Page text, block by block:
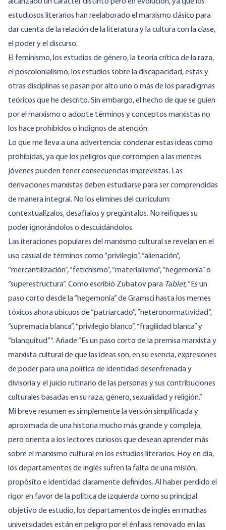
estudiosos literarios han reelaborado el marxismo clásico para
dar cuenta de la relación de la literatura y la cultura con la clase,
el poder y el discurso.
El feminismo, los estudios de género, la teoría crítica de la raza,
el poscolonialismo, los estudios sobre la discapacidad, estas y
otras disciplinas se pasan por alto uno o más de los paradigmas
teóricos que he descrito. Sin embargo, el hecho de que se guíen
por el marxismo o adopte términos y conceptos marxistas no
los hace prohibidos o indignos de atención.
Lo que me lleva a una advertencia: condenar estas ideas como
prohibidas, ya que los peligros que corrompen a las mentes
jóvenes pueden tener consecuencias imprevistas. Las
derivaciones marxistas deben estudiarse para ser comprendidas
de manera integral. No los elimines del currículum:
contextualízalos, desafíalos y pregúntalos. No reifiques su
poder ignorándolos o descuidándolos.
Las iteraciones populares del marxismo cultural se revelan en el
uso casual de términos como “privilegio”, “alienación”,
“mercantilización”, “fetichismo”, “materialismo”, “hegemonía” o
“superestructura”. Como escribió Zubatov para Tablet, “Es un
paso corto desde la “hegemonía” de Gramsci hasta los memes
tóxicos ahora ubicuos de “patriarcado”, “heteronormatividad”,
“supremacía blanca”, “privilegio blanco”, “fragilidad blanca” y
“blanquitud”“. Añade “Es un paso corto de la premisa marxista y
marxista cultural de que las ideas son, en su esencia, expresiones
de poder para una política de identidad desenfrenada y
divisoria y el juicio rutinario de las personas y sus contribuciones
culturales basadas en su raza, género, sexualidad y religión.”
Mi breve resumen es simplemente la versión simplificada y
aproximada de una historia mucho más grande y compleja,
pero orienta a los lectores curiosos que desean aprender más
sobre el marxismo cultural en los estudios literarios. Hoy en día,
los departamentos de inglés sufren la falta de una misión,
propósito e identidad claramente definidos. Al haber perdido el
rigor en favor de la política de izquierda como su principal
objetivo de estudio, los departamentos de inglés en muchas
universidades están en peligro por el énfasis renovado en las